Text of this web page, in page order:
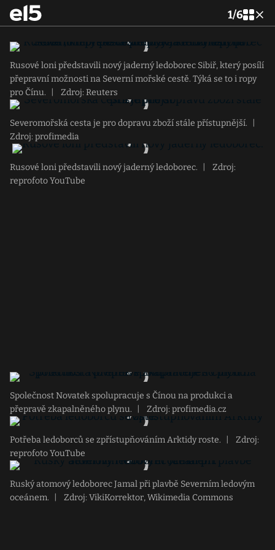
1/6
Rusové loni představili nový jaderný ledoborec Sibiř, který posílí
přepravní možnosti na Severní mořské cestě. Týká se to i ropy
pro Čínu.
Zdroj: Reuters
Severomořská cesta je pro dopravu zboží stále přístupnější.
Zdroj: profimedia
Rusové loni představili nový jaderný ledoborec.
Zdroj:
reprofoto YouTube
Společnost Novatek spolupracuje s Čínou na produkci a
přepravě zkapalněného plynu.
Zdroj: profimedia.cz
Potřeba ledoborců se zpřístupňováním Arktidy roste.
Zdroj:
reprofoto YouTube
Ruský atomový ledoborec Jamal při plavbě Severním ledovým
oceánem.
Zdroj: VikiKorrektor, Wikimedia Commons